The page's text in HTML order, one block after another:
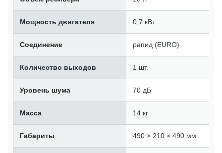
Мощность двигателя 0,7 кВт
Соединение рапид (EURO)
Количество выходов 1 шт.
Уровень шума 70 дБ
Масса 14 кг
Габариты 490 × 210 × 490 мм